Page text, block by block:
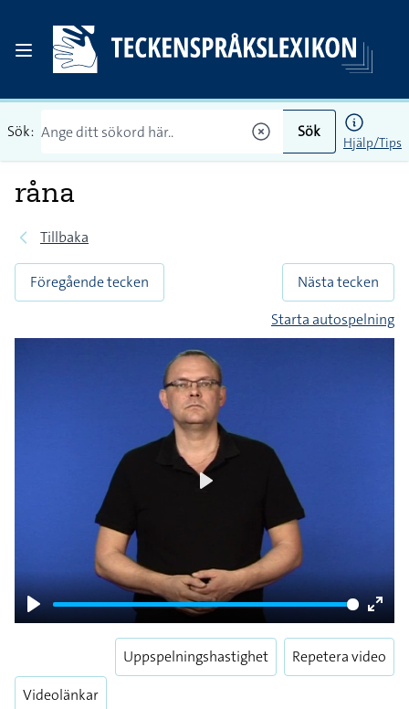
Sök: Sök
Hjälp/Tips
råna
Tillbaka
Föregående tecken
Nästa tecken
Starta autospelning
Play
Enter
Videolänkar
Uppspelningshastighet Repetera video